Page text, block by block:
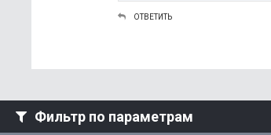
ОТВЕТИТЬ
Фильтр по параметрам